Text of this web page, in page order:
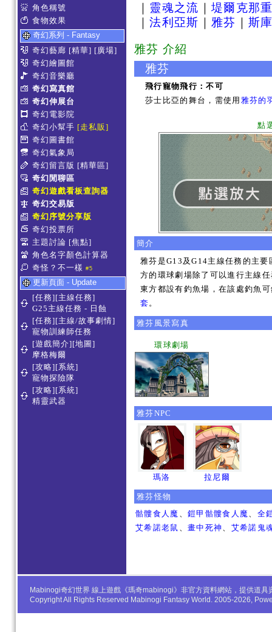
角色稱號
食物效果
奇幻系列 - Fantasy
奇幻藝廊 [精華] [廣場]
奇幻繪圖館
奇幻音樂廳
奇幻寫真館
奇幻伸展台
奇幻電影院
奇幻小幫手 [走私販]
奇幻圖書館
奇幻氣象局
奇幻留言版 [精華區]
奇幻閒聊區
奇幻遊戲看板查詢器
奇幻交易版
奇幻序號分享版
奇幻投票所
主題討論 [焦點]
角色名字顏色計算器
奇怪？不一樣 #5
更新頁面 - Update
[任務][主線任務]
G25主線任務 - 日蝕
[任務][主線/故事劇情]
寵物訓練師任務
[遊戲簡介][地圖]
摩格梅爾
[攻略][系統]
寵物探險隊
[攻略][系統]
精靈武器
靈魂之流 ｜堤爾克那
｜法利亞斯 雅芬 ｜斯
雅芬 介紹
雅芬
飛行寵物飛行：不可
莎士比亞的舞台，需使用 雅芬的
點
簡介
雅芬是G13及G14主線任務的主
方的環球劇場除了可以進行主線
東方都設有釣魚場，在該處釣魚
套。
雅芬風景寫真
環球劇場
雅芬NPC
瑪洛 拉尼爾
雅芬怪物
骷髏食人魔 、鎧甲骷髏食人魔、 全
艾希諾老鼠 、畫中死神、 艾希諾鬼
Mabinogi奇幻世界 線上遊戲《瑪奇mabinogi》非官方資料網站，提供道
Copyright All Rights Reserved Mabinogi Fantasy World. 2005-2026,